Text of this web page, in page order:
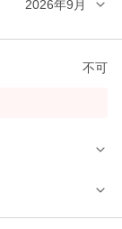
2026年9月
不可